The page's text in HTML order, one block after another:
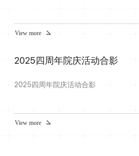
View more
2025四周年院庆活动合影
2025四周年院庆活动合影
View more